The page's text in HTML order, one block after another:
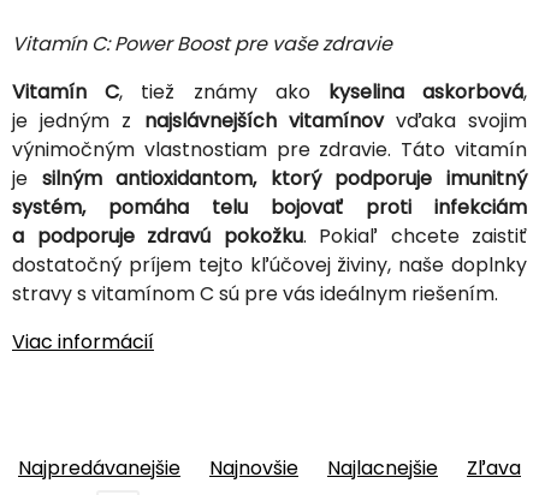
Vitamín C: Power Boost pre vaše zdravie
Vitamín C, tiež známy ako kyselina askorbová,
je jedným z najslávnejších vitamínovvďaka svojim
výnimočným vlastnostiam pre zdravie. Táto vitamín
je silným antioxidantom, ktorý podporuje imunitný
systém, pomáha telu bojovať proti infekciám
a podporuje zdravú pokožku. Pokiaľ chcete zaistiť
dostatočný príjem tejto kľúčovej živiny, naše doplnky
stravy s vitamínom C sú pre vás ideálnym riešením.
Viac informácií
Najpredávanejšie Najnovšie Najlacnejšie
Zľava